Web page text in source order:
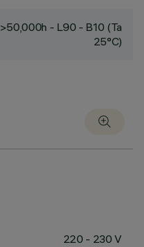
>50,000h - L90 - B10 (Ta
25°C)
220 - 230 V